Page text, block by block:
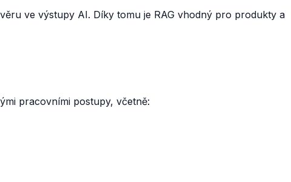
ve výstupy AI. Díky tomu je RAG vhodný pro produkty a
pracovními postupy, včetně: